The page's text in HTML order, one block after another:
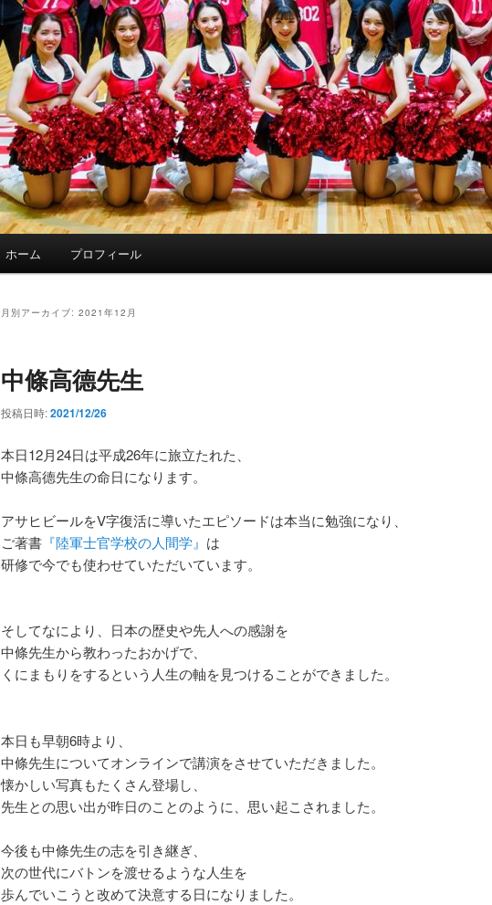
ホーム プロフィール
月別アーカイブ: 2021年12月
中條高德先生
投稿日時:2021/12/26
本日12月24日は平成26年に旅立たれた、
中條高德先生の命日になります。
アサヒビールをV字復活に導いたエピソードは本当に勉強になり、
ご著書 『陸軍士官学校の人間学』 は
研修で今でも使わせていただいています。
そしてなにより、日本の歴史や先人への感謝を
中條先生から教わったおかげで、
くにまもりをするという人生の軸を見つけることができました。
本日も早朝6時より、
中條先生についてオンラインで講演をさせていただきました。
懐かしい写真もたくさん登場し、
先生との思い出が昨日のことのように、思い起こされました。
今後も中條先生の志を引き継ぎ、
次の世代にバトンを渡せるような人生を
歩んでいこうと改めて決意する日になりました。